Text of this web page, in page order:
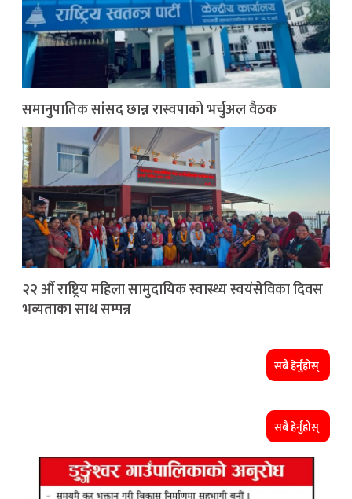
समानुपातिक सांसद छान्न रास्वपाको भर्चुअल वैठक
२२ औं राष्ट्रिय महिला सामुदायिक स्वास्थ्य स्वयंसेविका दिवस
भव्यताका साथ सम्पन्न
सबै हेर्नुहोस्
सबै हेर्नुहोस्